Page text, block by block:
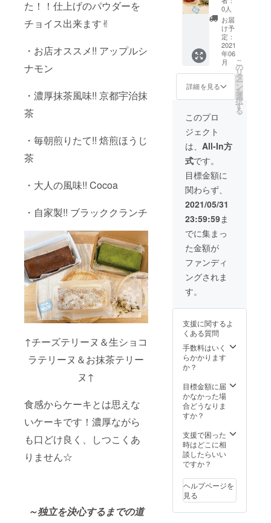
た！！仕上げのパウダーを
チョイス出来ます✌︎
・お店オススメ!! アップルシ
ナモン
・濃厚抹茶風味!! 京都宇治抹
茶
・毎朝煎りたて!! 焙煎ほうじ
茶
・大人の風味!! Cocoa
・自家製!! ブラッククランチ
↑チーズテリーヌ＆生ショコ
ラテリーヌ＆お抹茶テリー
ヌ↑
食感からケーキとは思えな
いケーキです！濃厚ながら
も口どけ良く、しつこくあ
りません☆
～独立を決心するまでの道
期限】
閉店が
有効期
限で
す！
品当日
お渡
し、 も
しくは
『引換
券』で
お渡し
しま
す！ リ
店下
タイミ
ングで
引き換
えさせ
て頂き
ます！
【有効
期限】
有効期
限で
す！
ショコ
ラテ
リーヌ
オスス
メ!!お抹
茶テ
リーヌ
よりお
ケーキ3
本 ・グ
ループ
会社の
エステ
体験(60
分×1回)
・お礼
のお手
紙 ※商
品当日
お渡
し、 も
しくは
『引換
券』で
お渡し
しま
す！ リ
店下
さった
タイミ
ングで
引き換
えさせ
【有効
期限】
閉店が
す！
×30ヶ
・inyon
自慢の
☆極☆
もてな
い!!ティ
ラミス
×30ヶ
(仕上げ
のお味
はお選
び頂け
ます) ・
しっと
り濃厚!!
チーズ
テリー
ヌor 大
人な味
わい!!生
ショコ
ラテ
リーヌ
or お店
オスス
メ!!お抹
茶テ
リーヌ
よりお
本 ・グ
会社で
仕入れ
る 京都
産A5ラ
ンクの
1kg (焼
肉用も
しくは
すき焼
どちら
かお選
び下さ
い) ・お
手紙 ※
商品当
日お渡
し、 も
0人
お届
け予
定：
2021
年06
月
詳細を見る
こ
の
リ
タ
ー
ン
を
選
択
す
る
このプロ
ジェクト
は、 All-In方
式です。
目標金額に
関わらず、
2021/05/31
23:59:59ま
でに集まっ
た金額が
ファンディ
ングされま
す。
支援に関するよ
くある質問
手数料はいく
らかかります
か？
目標金額に届
かなかった場
合どうなりま
すか？
支援で困った
時はどこに相
談したらいい
ですか？
ヘルプページを
見る